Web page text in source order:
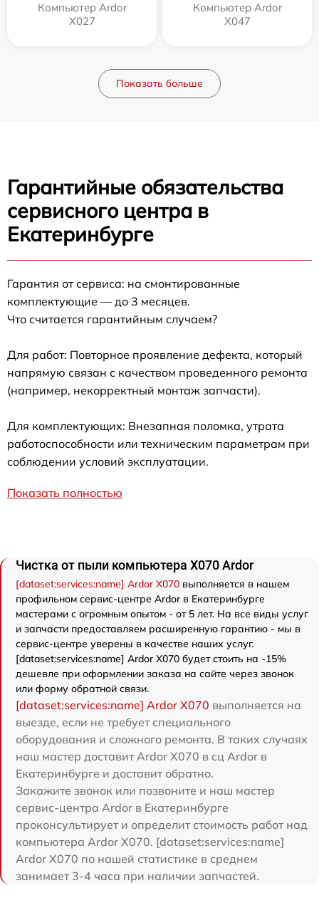
Компьютер Ardor
X027
Компьютер Ardor
X047
Показать больше
Гарантийные обязательства
сервисного центра в
Екатеринбурге
Гарантия от сервиса: на смонтированные
комплектующие — до 3 месяцев.
Что считается гарантийным случаем?
Для работ: Повторное проявление дефекта, который
напрямую связан с качеством проведенного ремонта
(например, некорректный монтаж запчасти).
Для комплектующих: Внезапная поломка, утрата
работоспособности или техническим параметрам при
соблюдении условий эксплуатации.
Показать полностью
Чистка от пыли компьютера X070 Ardor
[dataset:services:name] Ardor X070 выполняется в нашем
профильном сервис-центре Ardor в Екатеринбурге
мастерами с огромным опытом - от 5 лет. На все виды услуг
и запчасти предоставляем расширенную гарантию - мы в
сервис-центре уверены в качестве наших услуг.
[dataset:services:name] Ardor X070 будет стоить на -15%
дешевле при оформлении заказа на сайте через звонок
или форму обратной связи.
[dataset:services:name] Ardor X070 выполняется на
выезде, если не требует специального
оборудования и сложного ремонта. В таких случаях
наш мастер доставит Ardor X070 в сц Ardor в
Екатеринбурге и доставит обратно.
Закажите звонок или позвоните и наш мастер
сервис-центра Ardor в Екатеринбурге
проконсультирует и определит стоимость работ над
компьютера Ardor X070. [dataset:services:name]
Ardor X070 по нашей статистике в среднем
занимает 3-4 часа при наличии запчастей.